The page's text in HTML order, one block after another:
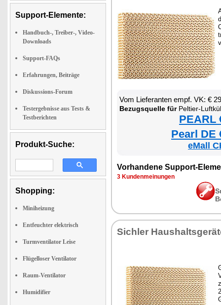
Support-Elemente:
Handbuch-, Treiber-, Video-
Downloads
Support-FAQs
Erfahrungen, Beiträge
Diskussions-Forum
Testergebnisse aus Tests &
Testberichten
Produkt-Suche:
Shopping:
Miniheizung
Entfeuchter elektrisch
Turmventilator Leise
Flügelloser Ventilator
Raum-Ventilator
Humidifier
Vom Lieferanten empf. VK: €
Bezugsquelle fürPeltier-Luftkühler,
PEARL
Pearl DE
eMall
Vorhandene Support-
3 Kundenmeinungen
Sichler